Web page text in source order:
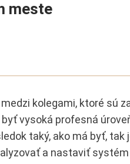
meste
kolegami, ktoré sú
vysoká profesná
taký, ako má byť, tak
a nastaviť systém